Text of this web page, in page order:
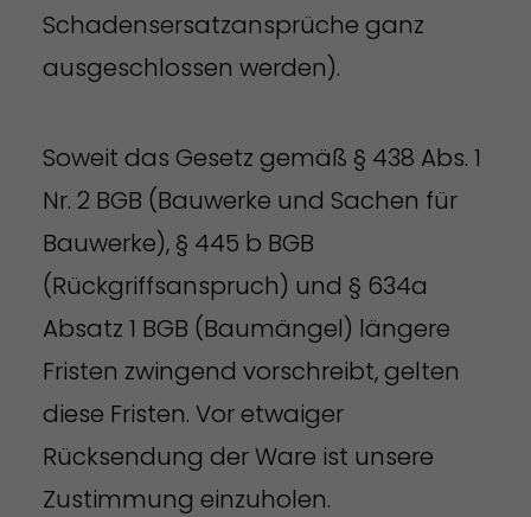
Schadensersatzansprüche ganz
ausgeschlossen werden).
Soweit das Gesetz gemäß § 438 Abs. 1
Nr. 2 BGB (Bauwerke und Sachen für
Bauwerke), § 445 b BGB
(Rückgriffsanspruch) und § 634a
Absatz 1 BGB (Baumängel) längere
Fristen zwingend vorschreibt, gelten
diese Fristen. Vor etwaiger
Rücksendung der Ware ist unsere
Zustimmung einzuholen.